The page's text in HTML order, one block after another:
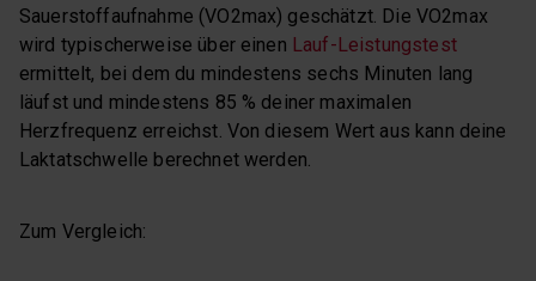
Sauerstoffaufnahme (VO2max) geschätzt. Die VO2max
wird typischerweise über einen Lauf-Leistungstest
ermittelt, bei dem du mindestens sechs Minuten lang
läufst und mindestens 85 % deiner maximalen
Herzfrequenz erreichst. Von diesem Wert aus kann deine
Laktatschwelle berechnet werden.
Zum Vergleich: